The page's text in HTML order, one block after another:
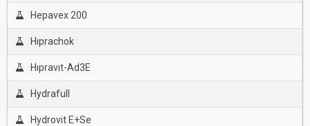
Hepavex 200
Hıprachok
Hıpravıt-Ad3E
Hydrafull
Hydrovit E+Se